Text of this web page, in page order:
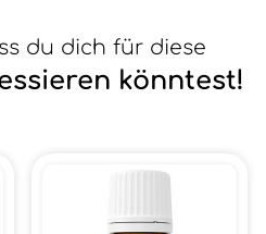
du dich für diese
könntest!